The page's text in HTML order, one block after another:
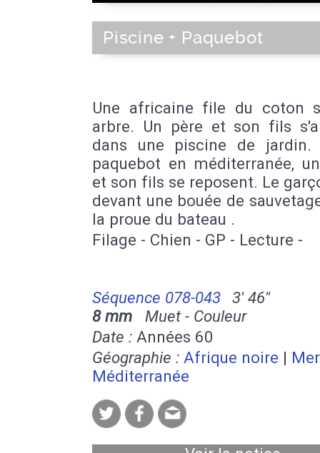
Piscine + Paquebot
Une africaine file du coton
arbre. Un père et son fils
dans une piscine de jardin.
paquebot en méditerranée,
et son fils se reposent. Le
devant une bouée de
la proue du bateau .
Filage - Chien - GP - Lecture -
Séquence 078-043
3' 46''
8 mm Muet - Couleur
Date : Années 60
Géographie : Afrique noire | Mer
Méditerranée